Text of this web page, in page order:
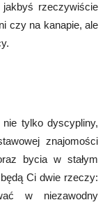
rzeczywiście
czy na kanapie, ale
nie tylko dyscypliny,
znajomości
bycia w stałym
Ci dwie rzeczy:
w niezawodny